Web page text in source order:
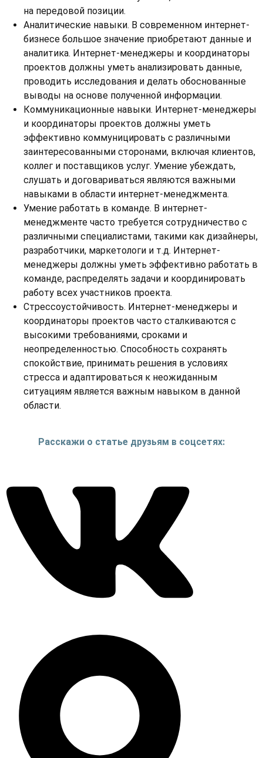
на передовой позиции.
Аналитические навыки. В современном интернет-
бизнесе большое значение приобретают данные и
аналитика. Интернет-менеджеры и координаторы
проектов должны уметь анализировать данные,
проводить исследования и делать обоснованные
выводы на основе полученной информации.
Коммуникационные навыки. Интернет-менеджеры
и координаторы проектов должны уметь
эффективно коммуницировать с различными
заинтересованными сторонами, включая клиентов,
коллег и поставщиков услуг. Умение убеждать,
слушать и договариваться являются важными
навыками в области интернет-менеджмента.
Умение работать в команде. В интернет-
менеджменте часто требуется сотрудничество с
различными специалистами, такими как дизайнеры,
разработчики, маркетологи и т.д. Интернет-
менеджеры должны уметь эффективно работать в
команде, распределять задачи и координировать
работу всех участников проекта.
Стрессоустойчивость. Интернет-менеджеры и
координаторы проектов часто сталкиваются с
высокими требованиями, сроками и
неопределенностью. Способность сохранять
спокойствие, принимать решения в условиях
стресса и адаптироваться к неожиданным
ситуациям является важным навыком в данной
области.
Расскажи о статье друзьям в соцсетях: